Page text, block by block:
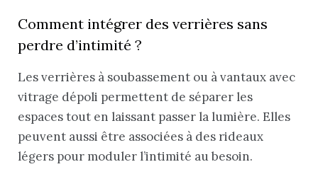
Comment intégrer des verrières sans
perdre d’intimité ?
Les verrières à soubassement ou à vantaux avec
vitrage dépoli permettent de séparer les
espaces tout en laissant passer la lumière. Elles
peuvent aussi être associées à des rideaux
légers pour moduler l’intimité au besoin.